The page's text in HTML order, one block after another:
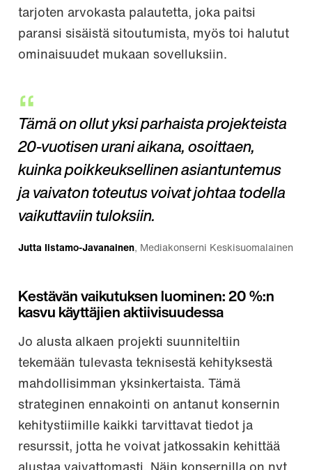
tarjoten arvokasta palautetta, joka paitsi
paransi sisäistä sitoutumista, myös toi halutut
ominaisuudet mukaan sovelluksiin.
Tämä on ollut yksi parhaista projekteista
20-vuotisen urani aikana, osoittaen,
kuinka poikkeuksellinen asiantuntemus
ja vaivaton toteutus voivat johtaa todella
vaikuttaviin tuloksiin.
Jutta Iistamo-Javanainen, Mediakonserni Keskisuomalainen
Kestävän vaikutuksen luominen: 20 %:n
kasvu käyttäjien aktiivisuudessa
Jo alusta alkaen projekti suunniteltiin
tekemään tulevasta teknisestä kehityksestä
mahdollisimman yksinkertaista. Tämä
strateginen ennakointi on antanut konsernin
kehitystiimille kaikki tarvittavat tiedot ja
resurssit, jotta he voivat jatkossakin kehittää